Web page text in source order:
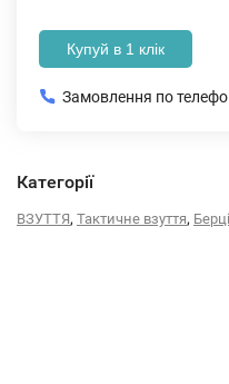
Купуй в 1 клік
Замовлення по
Категорії
ВЗУТТЯ, Тактичне взуття, Берці